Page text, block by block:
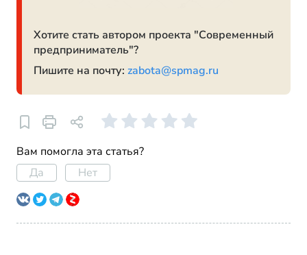
Хотите стать автором проекта "Современный
предприниматель"?
Пишите на почту: zabota@spmag.ru
Вам помогла эта статья?
Да
Нет